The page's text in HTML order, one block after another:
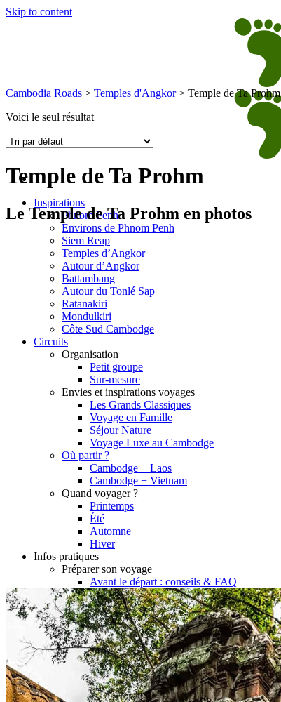
Skip to content
Inspirations
Phnom Penh
Environs de Phnom Penh
Siem Reap
Temples d’Angkor
Autour d’Angkor
Battambang
Autour du Tonlé Sap
Ratanakiri
Mondulkiri
Côte Sud Cambodge
Circuits
Organisation
Petit groupe
Sur-mesure
Envies et inspirations voyages
Les Grands Classiques
Voyage en Famille
Séjour Nature
Voyage Luxe au Cambodge
Où partir ?
Cambodge + Laos
Cambodge + Vietnam
Quand voyager ?
Printemps
Été
Automne
Hiver
Infos pratiques
Préparer son voyage
Avant le départ : conseils & FAQ
Hôtels partenaires
Meilleurs restaurants
Météo et climat
Présentation du Cambodge
Notre agence
Notre agence au Cambodge
Réseau Asian Roads
Garanties et engagements Asian Roads
Avis de nos voyageurs
Cambodia Roads > Temples d'Angkor > Temple de Ta Prohm
Voici le seul résultat
Temple de Ta Prohm
Le Temple de Ta Prohm en photos